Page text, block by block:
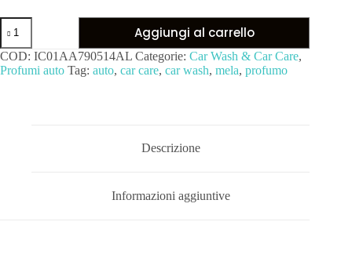
Aggiungi al carrello
COD: IC01AA790514AL Categorie: Car Wash & Car Care,
Profumi auto Tag: auto, car care, car wash, mela, profumo
Descrizione
Informazioni aggiuntive